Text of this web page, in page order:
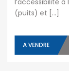
l’accessibilité à
(puits) et […]
A VENDRE